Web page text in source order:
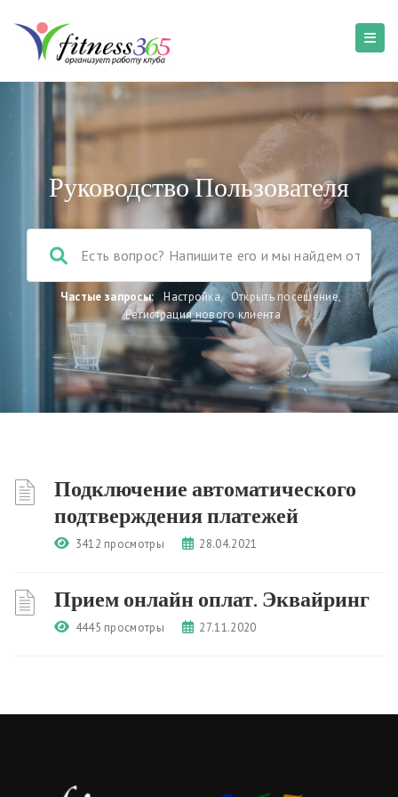
Руководство Пользователя
Частые запросы: Настройка, Открыть посещение,
Регистрация нового клиента
Подключение автоматического
подтверждения платежей
3412 просмотры 28.04.2021
Прием онлайн оплат. Эквайринг
4445 просмотры 27.11.2020